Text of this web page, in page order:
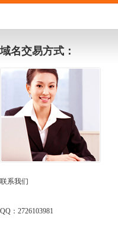
域名交易方式：
联系我们
QQ：2726103981